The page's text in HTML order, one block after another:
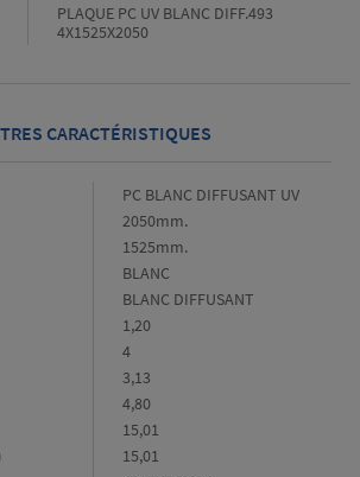
PLAQUE PC UV BLANC DIFF.493
4X1525X2050
CARACTÉRISTIQUES
Gamme
PC BLANC DIFFUSANT UV
Longueur
(mm)
2050mm.
Largeur
(mm)
1525mm.
Couleur
BLANC
Couleur
détail
BLANC DIFFUSANT
Densité
(g/cm³)
1,20
Epaisseur
4
Surface
(m²)
3,13
Poids/m2
4,80
Poids
calculé
(kg)
15,01
Poids
15,01